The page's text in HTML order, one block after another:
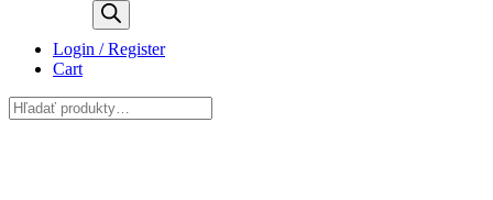
search
Login / Register
Cart